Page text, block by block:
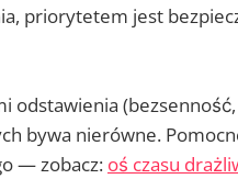
priorytetem jest
odstawienia
bywa nierówne.
— zobacz: oś czasu